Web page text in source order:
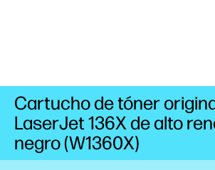
Cartucho de tóner
LaserJet 136X de alto
negro (W1360X)